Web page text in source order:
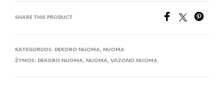
SHARE THIS PRODUCT
KATEGORIJOS: DEKORO NUOMA, NUOMA
ŽYMOS: DEKORO NUOMA, NUOMA, VAZONO NUOMA